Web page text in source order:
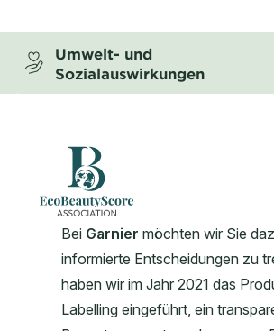
Umwelt- und
Sozialauswirkungen